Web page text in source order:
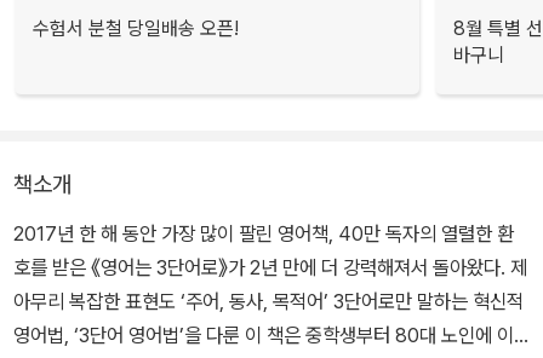
수험서 분철 당일배송 오픈!
8월 특별
바구니
책소개
2017년 한 해 동안 가장 많이 팔린 영어책, 40만 독자의 열렬한 환
호를 받은 《영어는 3단어로》가 2년 만에 더 강력해져서 돌아왔다. 제
아무리 복잡한 표현도 ‘주어, 동사, 목적어’ 3단어로만 말하는 혁신적
영어법, ‘3단어 영어법’을 다룬 이 책은 중학생부터 80대 노인에 이